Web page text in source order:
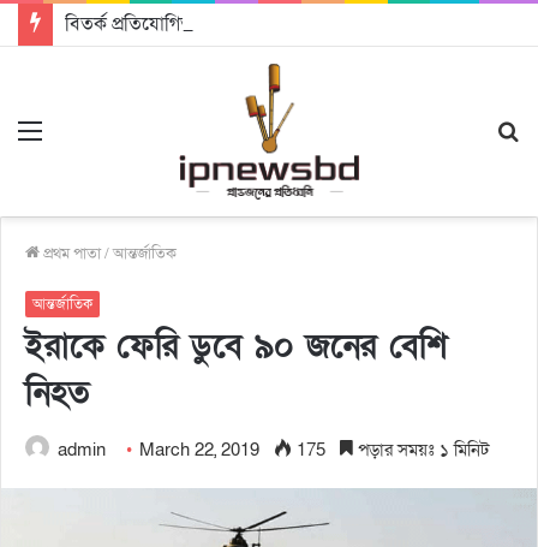
প্রথম পাতা/আন্তর্জাতিক
আন্তর্জাতিক
ইরাকে ফেরি ডুবে ৯০ জনের বেশি
নিহত
admin March 22, 2019 175 পড়ার সময়ঃ ১ মিনিট